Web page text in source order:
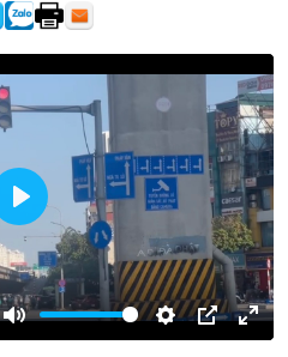
Mute Settings
PIP
Play